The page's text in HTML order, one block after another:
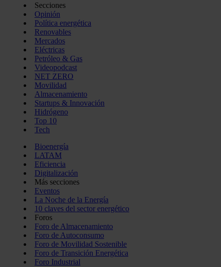
Secciones
Opinión
Política energética
Renovables
Mercados
Eléctricas
Petróleo & Gas
Videopodcast
NET ZERO
Movilidad
Almacenamiento
Startups & Innovación
Hidrógeno
Top 10
Tech
Bioenergía
LATAM
Eficiencia
Digitalización
Más secciones
Eventos
La Noche de la Energía
10 claves del sector energético
Foros
Foro de Almacenamiento
Foro de Autoconsumo
Foro de Movilidad Sostenible
Foro de Transición Energética
Foro Industrial